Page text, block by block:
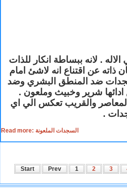
. لانه ببساطة انكار للذات
ذاته عن اقتناع انه لاشئ امام
ضد المنطق البشري وضد
ادائها شرير وخبيث وملعون .
المعاصر والقريب تعكس الي اي
.
Read more: السجدات الملعونة
Start Prev 1 2 3